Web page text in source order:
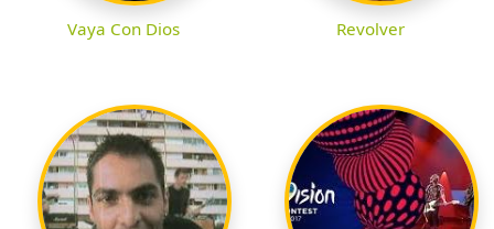
Vaya Con Dios Revolver